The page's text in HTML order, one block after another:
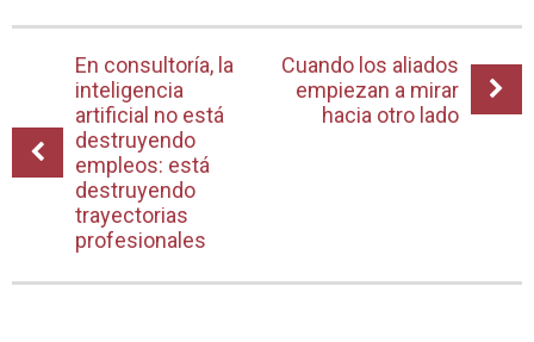
En consultoría, la
inteligencia
artificial no está
destruyendo
empleos: está
destruyendo
trayectorias
profesionales
Cuando los aliados
empiezan a mirar
hacia otro lado